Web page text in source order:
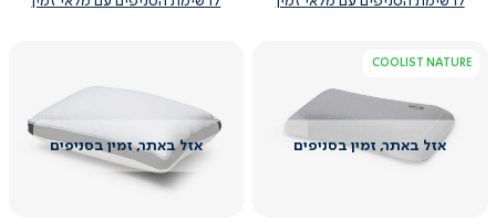
COOLIST NATURE
צפייה
צפייה
מהירה